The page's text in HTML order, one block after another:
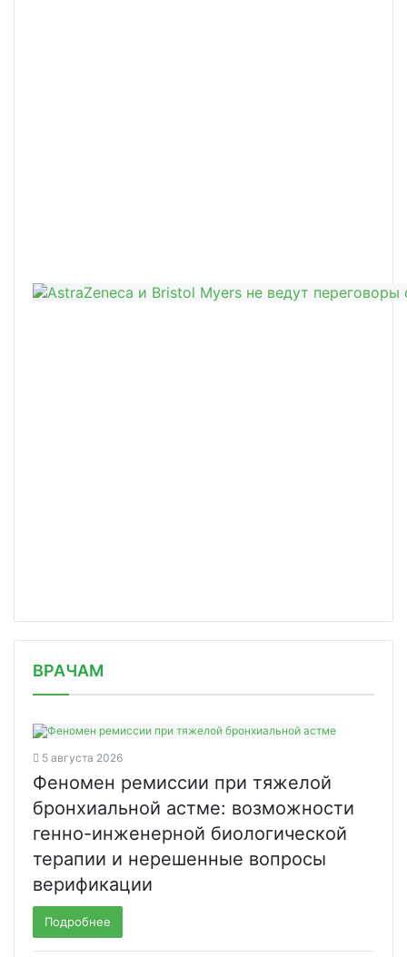
ВРАЧАМ
5 августа 2026
Феномен ремиссии при тяжелой
бронхиальной астме: возможности
генно-инженерной биологической
терапии и нерешенные вопросы
верификации
Подробнее